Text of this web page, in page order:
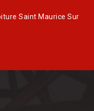
Saint Maurice Sur